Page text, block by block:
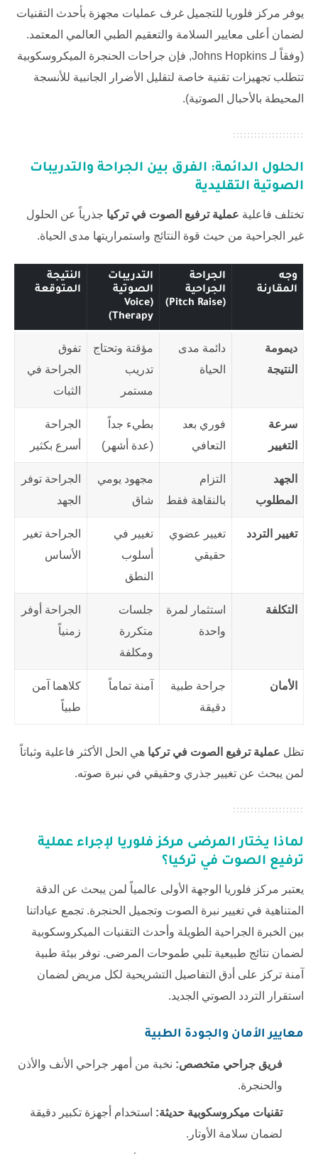
يوفر مركز فلوريا للتجميل غرف عمليات مجهزة بأحدث التقنيات
لضمان أعلى معايير السلامة والتعقيم الطبي العالمي المعتمد.
(وفقاً لـ Johns Hopkins, فإن جراحات الحنجرة الميكروسكوبية
تتطلب تجهيزات تقنية خاصة لتقليل الأضرار الجانبية للأنسجة
المحيطة بالأحبال الصوتية).
الحلول الدائمة: الفرق بين الجراحة والتدريبات
الصوتية التقليدية
تختلف فاعلية عملية ترفيع الصوت في تركيا جذرياً عن الحلول
غير الجراحية من حيث قوة النتائج واستمراريتها مدى الحياة.
وجه
المقارنة
الجراحة
الجراحية
(Pitch Raise)
التدريبات
الصوتية
(Voice
Therapy)
النتيجة
المتوقعة
ديمومة
النتيجة
دائمة مدى
الحياة
مؤقتة وتحتاج
تدريب
مستمر
تفوق
الجراحة في
الثبات
سرعة
التغيير
فوري بعد
التعافي
بطيء جداً
(عدة أشهر)
الجراحة
أسرع بكثير
الجهد
المطلوب
التزام
بالنقاهة فقط
مجهود يومي
شاق
الجراحة توفر
الجهد
تغيير التردد
تغيير عضوي
حقيقي
تغيير في
أسلوب
النطق
الجراحة تغير
الأساس
التكلفة
استثمار لمرة
واحدة
جلسات
متكررة
ومكلفة
الجراحة أوفر
زمنياً
الأمان
جراحة طبية
دقيقة
آمنة تماماً
كلاهما آمن
طبياً
تظل عملية ترفيع الصوت في تركيا هي الحل الأكثر فاعلية وثباتاً
لمن يبحث عن تغيير جذري وحقيقي في نبرة صوته.
لماذا يختار المرضى مركز فلوريا لإجراء عملية
ترفيع الصوت في تركيا؟
يعتبر مركز فلوريا الوجهة الأولى عالمياً لمن يبحث عن الدقة
المتناهية في تغيير نبرة الصوت وتجميل الحنجرة. تجمع عياداتنا
بين الخبرة الجراحية الطويلة وأحدث التقنيات الميكروسكوبية
لضمان نتائج طبيعية تلبي طموحات المرضى. نوفر بيئة طبية
آمنة تركز على أدق التفاصيل التشريحية لكل مريض لضمان
استقرار التردد الصوتي الجديد.
معايير الأمان والجودة الطبية
فريق جراحي متخصص: نخبة من أمهر جراحي الأنف والأذن
والحنجرة.
تقنيات ميكروسكوبية حديثة: استخدام أجهزة تكبير دقيقة
لضمان سلامة الأوتار.